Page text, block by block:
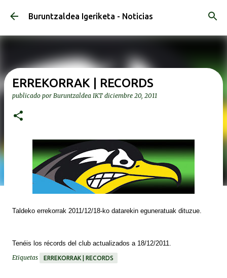
Ir al contenido principal
Buruntzaldea Igeriketa - Noticias
ERREKORRAK | RECORDS
publicado por Buruntzaldea IKT diciembre 20, 2011
Taldeko errekorrak 2011/12/18-ko datarekin eguneratuak dituzue.
Tenéis los récords del club actualizados a 18/12/2011.
Etiquetas
ERREKORRAK | RECORDS